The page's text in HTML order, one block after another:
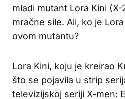
mladi mutant Lora Kini
mračne sile. Ali, ko je
ovom mutantu?
Lora Kini, koju je kreirao
što se pojavila u strip
televizijskoj seriji X-men: